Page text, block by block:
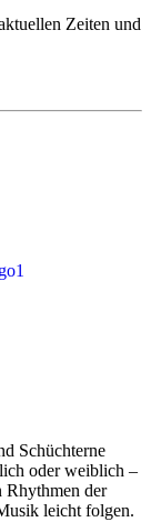
Zeiten und
Schüchterne
oder weiblich –
Rhythmen der
leicht folgen.